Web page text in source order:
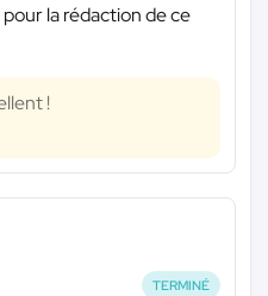
la rédaction de ce
!
TERMINÉ